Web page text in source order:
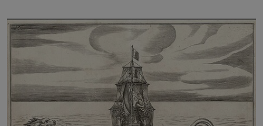
výslechů nikdo nevyvíjel fyzický ani psychický nátlak.
Syn brněnského řezníka chce být knězem a